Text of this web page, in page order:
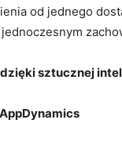
od jednego
sztucznej